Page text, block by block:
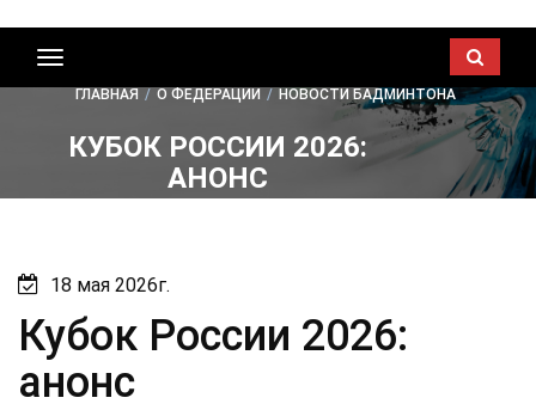
Показать/
скрыть
ГЛАВНАЯ / О ФЕДЕРАЦИИ / НОВОСТИ БАДМИНТОНА
КУБОК РОССИИ 2026:
АНОНС
18 мая 2026г.
Кубок России 2026:
анонс